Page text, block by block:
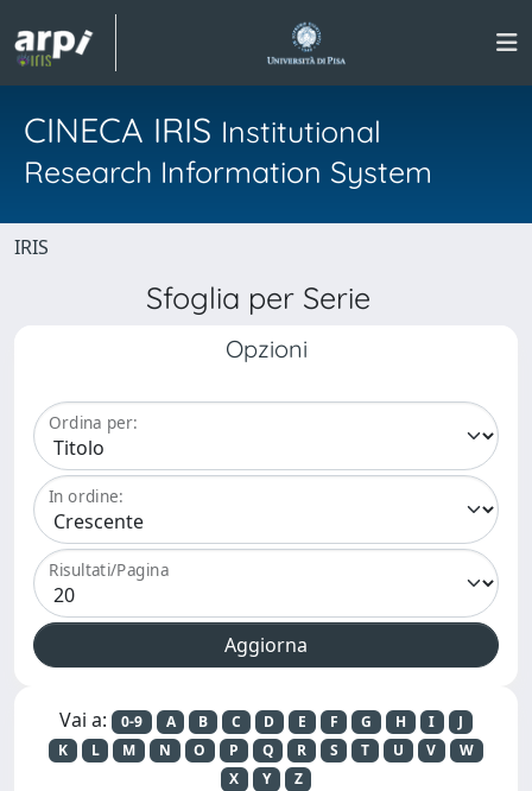
CINECA IRIS Institutional
Research Information System
IRIS
Sfoglia per Serie
Opzioni
Ordina per:
In ordine:
Risultati/Pagina
Vai a: 0-9 A B C D E F G H I
J
K
L M N O P Q R S T U V
W
X
Y Z